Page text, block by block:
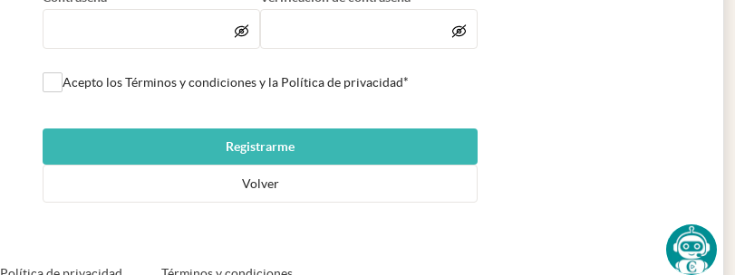
Acepto los Términos y condiciones y la Política de privacidad*
Registrarme
Volver